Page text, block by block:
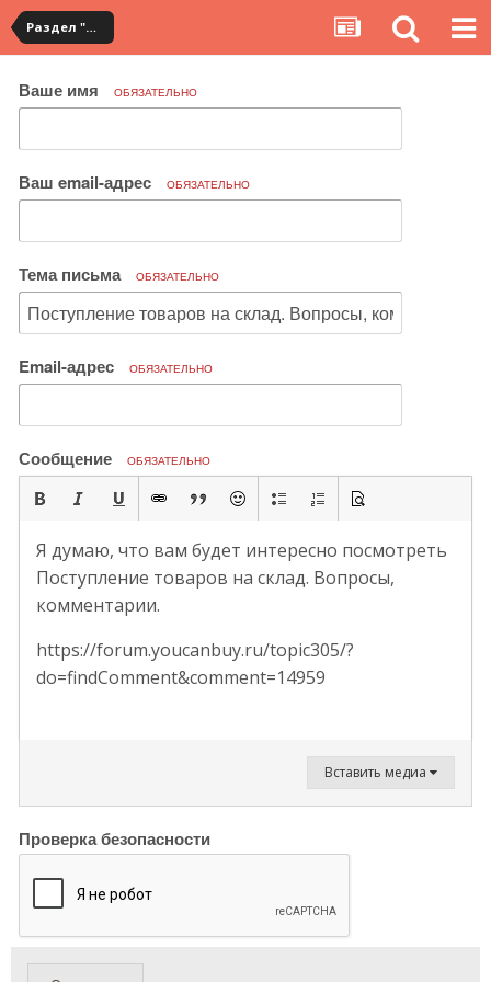
Раздел "Мои покупки" на сервисе YouCanBuy
Ваше имя ОБЯЗАТЕЛЬНО
Ваш email-адрес ОБЯЗАТЕЛЬНО
Тема письма ОБЯЗАТЕЛЬНО
Email-адрес ОБЯЗАТЕЛЬНО
Сообщение ОБЯЗАТЕЛЬНО
Я думаю, что вам будет интересно посмотреть
Поступление товаров на склад. Вопросы,
комментарии.
https://forum.youcanbuy.ru/topic305/?
do=findComment&comment=14959
Вставить медиа
Проверка безопасности